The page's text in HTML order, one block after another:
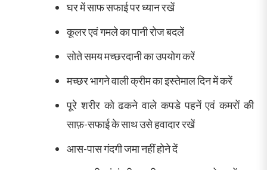
घर में साफ सफाई पर ध्यान रखें
कूलर एवं गमले का पानी रोज बदलें
सोते समय मच्छरदानी का उपयोग करें
मच्छर भागने वाली क्रीम का इस्तेमाल दिन में करें
पूरे शरीर को ढकने वाले कपडे पहनें एवं कमरों की
साफ़-सफाई के साथ उसे हवादार रखें
आस-पास गंदगी जमा नहीं होने दें